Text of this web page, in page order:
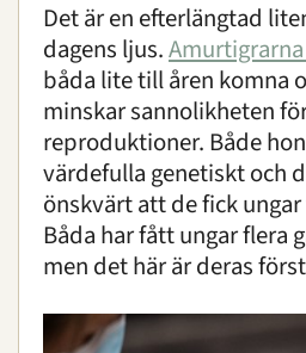
Det är en efterlängtad
dagens ljus.Amurtigrarna
båda lite till åren komna
minskar sannolikheten
reproduktioner. Både
värdefulla genetiskt och
önskvärt att de fick
Båda har fått ungar flera
men det här är deras